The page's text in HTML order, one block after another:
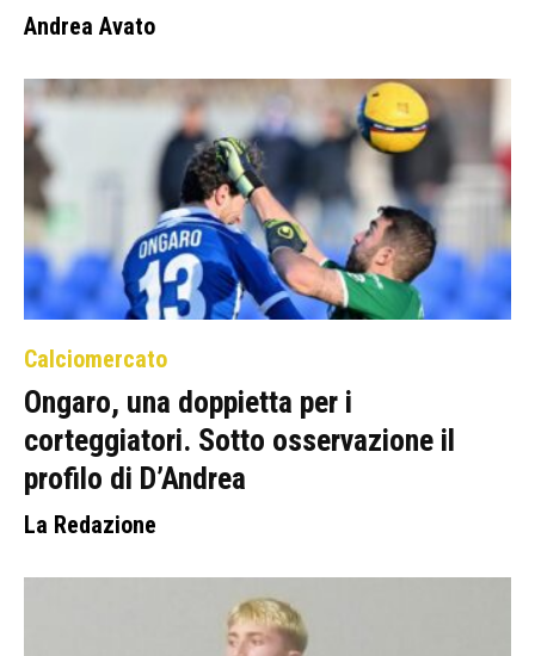
Andrea Avato
Calciomercato
Ongaro, una doppietta per i
corteggiatori. Sotto osservazione il
profilo di D’Andrea
La Redazione